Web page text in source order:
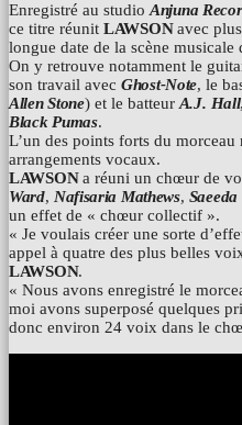
Enregistré au studio Anjuna
ce titre réunit LAWSONavec
longue date de la scène
On y retrouve notamment le
son travail avec Ghost-Note, le
Allen Stone) et le batteur A.J. Hall
Black Pumas.
L’un des points forts du morceau
arrangements vocaux.
LAWSONa réuni un chœur de
Ward, Nafisaria Mathews,
un effet de « chœur collectif ».
« Je voulais créer une sorte
appel à quatre des plus belles
LAWSON.
« Nous avons enregistré le
moi avons superposé quelques
donc environ 24 voix dans le